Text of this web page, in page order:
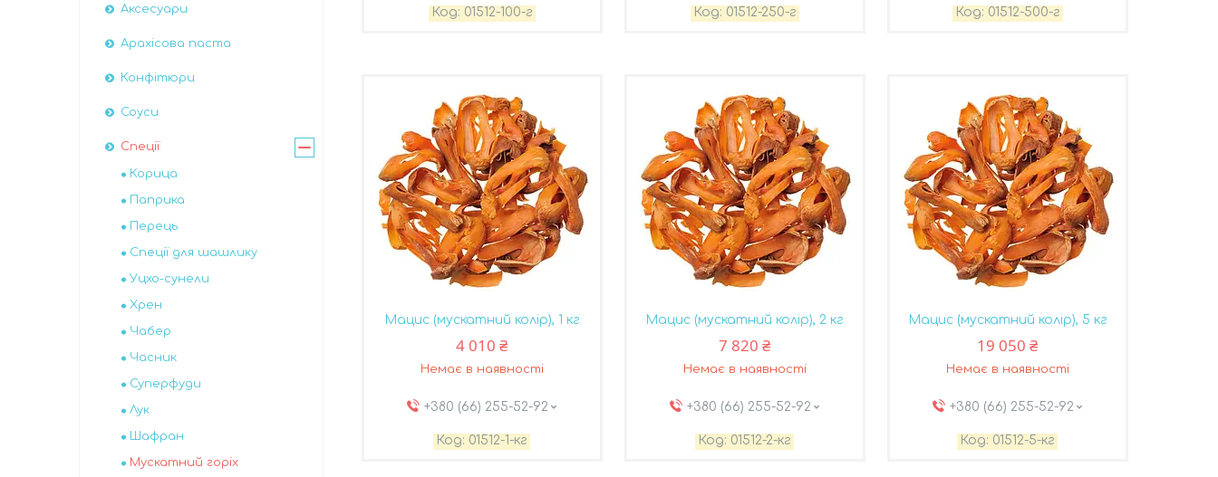
01512-100-г 01512-250-г 01512-500-г
Мацис (мускатний колір), 1 кг
4 010 ₴
Немає в наявності
+380 (66) 255-52-92
01512-1-кг
Мацис (мускатний колір), 2 кг
7 820 ₴
Немає в наявності
+380 (66) 255-52-92
01512-2-кг
Мацис (мускатний колір), 5 кг
19 050 ₴
Немає в наявності
+380 (66) 255-52-92
01512-5-кг
Аксесуари
Арахісова паста
Конфітюри
Соуси
Спеції
Корица
Паприка
Перець
Спеції для шашлику
Уцхо-сунели
Хрен
Чабер
Часник
Суперфуди
Лук
Шафран
Мускатний горіх